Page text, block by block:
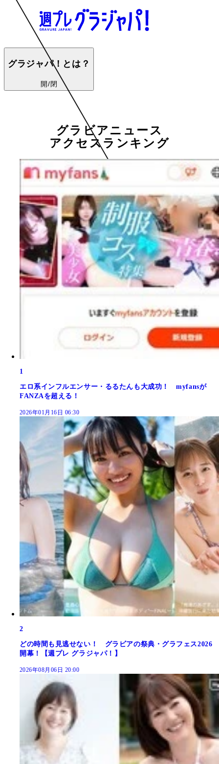
グラジャパ！とは？
開/閉
グラビアニュース
アクセスランキング
1
エロ系インフルエンサー・るるたんも大成功！ myfansが
FANZAを超える！
2026年01月16日 06:30
2
どの時間も見逃せない！ グラビアの祭典・グラフェス2026
開幕！【週プレ グラジャパ！】
2026年08月06日 20:00